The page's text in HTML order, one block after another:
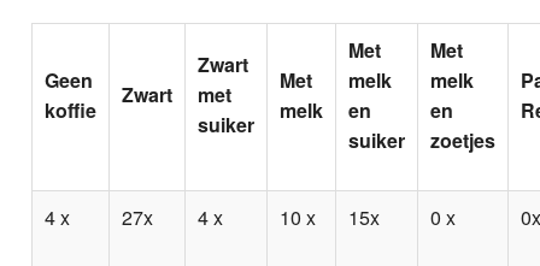
Geen
koffie
Zwart
Zwart
met
suiker
Met
melk
Met
melk
en
suiker
Met
melk
en
zoetjes
4 x 27x 4 x 10 x 15x 0 x